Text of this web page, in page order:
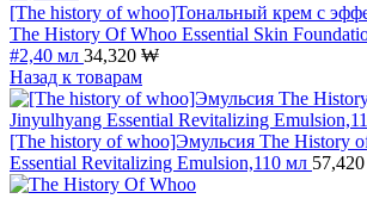
[The history of whoo]Тональный крем c
The History Of Whoo Essential Skin
#2,40 мл 34,320 ₩
Назад к товарам
[The history of whoo]Эмульсия The History
Essential Revitalizing Emulsion,110 мл 57,420